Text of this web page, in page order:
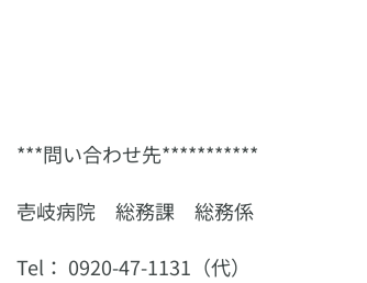
***問い合わせ先***********
壱岐病院 総務課 総務係
Tel： 0920-47-1131（代）